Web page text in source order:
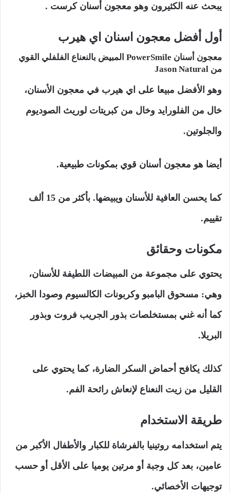
يبحث عنه الكثيرون وهو معجون أسنان كرست .
أول أفضل معجون اسنان اي هيرب
معجون أسنان PowerSmile المبيض بالنعناع الفلفلي القوي
من Jason Natural
وهو الأفضل مبيعا على اي هيرب في معجون الأسنان،
خال من الفلورايد وخال من كبريتات لوريث الصوديوم
والجلوتين.
أيضا هو معجون أسنان قوي بمكونات طبيعية.
كما يحسن العافية للأسنان ويبيضها. بأكثر من 15 ألف
تقييم.
مكونات وحقائق
يحتوي على مجموعة من المبيضات اللطيفة للأسنان،
وهي: مسحوق البامبو وكربونات الكالسيوم وصودا الخبز،
كما أنه غني بمستخلصات بذور الجريب فروت وبذور
البريلا.
كذلك يكافح أحماض السكر الضارة، كما يحتوي على
القليل من زيت النعناع لإنعاش رائحة الفم.
طريقة الاستخدام
يتم استخدامه روتينيا بالفرشاة للكبار والأطفال الأكبر من
عامين، بعد كل وجبة أو مرتين يوميا على الأقل أو حسب
توجيهات الأخصائي.